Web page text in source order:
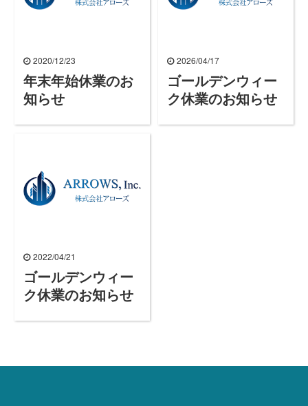
2020/12/23
年末年始休業のお
知らせ
2026/04/17
ゴールデンウィー
ク休業のお知らせ
2022/04/21
ゴールデンウィー
ク休業のお知らせ